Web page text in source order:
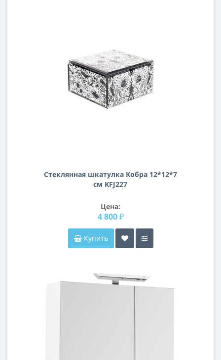
Стеклянная шкатулка Кобра 12*12*7
см KFJ227
Цена:
4 800 ₽
Купить